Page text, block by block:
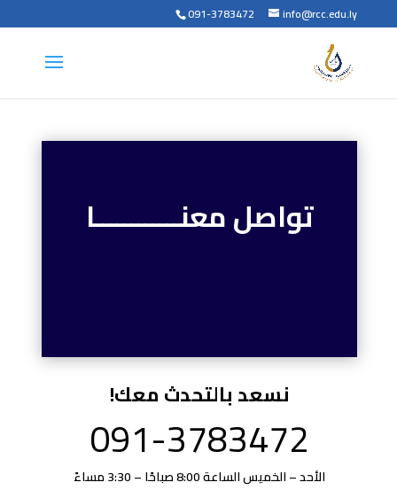
091-3783472 info@rcc.edu.ly
تواصل معنــــــــــــا
نسعد بالتحدث معك!
091-3783472
الأحد – الخميس الساعة 8:00 صباحًا – 3:30 مساءً